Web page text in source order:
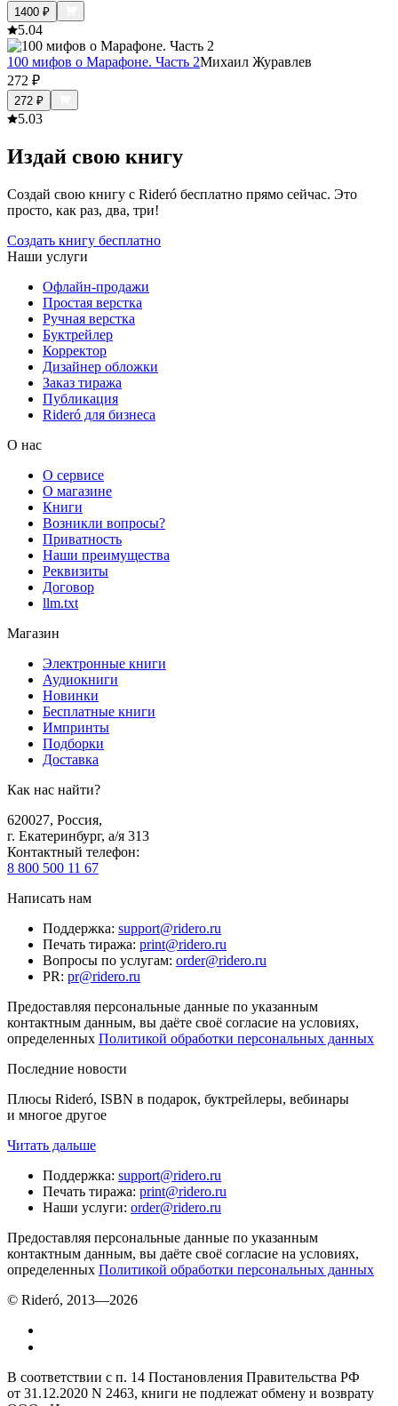
1400 ₽
5.04
100 мифов о Марафоне. Часть 2Михаил Журавлев
272 ₽
272 ₽
5.03
Издай свою книгу
Создай свою книгу с Rideró бесплатно прямо сейчас. Это
просто, как раз, два, три!
Создать книгу бесплатно
Наши услуги
Офлайн-продажи
Простая верстка
Ручная верстка
Буктрейлер
Корректор
Дизайнер обложки
Заказ тиража
Публикация
Rideró для бизнеса
О нас
О сервисе
О магазине
Книги
Возникли вопросы?
Приватность
Наши преимущества
Реквизиты
Договор
llm.txt
Магазин
Электронные книги
Аудиокниги
Новинки
Бесплатные книги
Импринты
Подборки
Доставка
Как нас найти?
620027, Россия,
г. Екатеринбург, а/я 313
Контактный телефон:
8 800 500 11 67
Написать нам
Поддержка: support@ridero.ru
Печать тиража: print@ridero.ru
Вопросы по услугам: order@ridero.ru
PR: pr@ridero.ru
Предоставляя персональные данные по указанным
контактным данным, вы даёте своё согласие на условиях,
определенных Политикой обработки персональных данных
Последние новости
Плюсы Rideró, ISBN в подарок, буктрейлеры, вебинары
и многое другое
Читать дальше
Поддержка: support@ridero.ru
Печать тиража: print@ridero.ru
Наши услуги: order@ridero.ru
Предоставляя персональные данные по указанным
контактным данным, вы даёте своё согласие на условиях,
определенных Политикой обработки персональных данных
© Rideró, 2013—2026
В соответствии с п. 14 Постановления Правительства РФ
от 31.12.2020 N 2463, книги не подлежат обмену и возврату